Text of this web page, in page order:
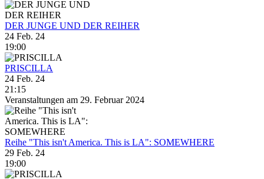
DER JUNGE UND DER REIHER
24 Feb. 24
19:00
PRISCILLA
24 Feb. 24
21:15
Veranstaltungen am 29. Februar 2024
Reihe "This isn't America. This is LA": SOMEWHERE
29 Feb. 24
19:00